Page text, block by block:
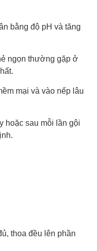
bằng độ pH và tăng
ngọn thường gặp ở
mại và vào nếp lâu
hoặc sau mỗi lần gội
thoa đều lên phần